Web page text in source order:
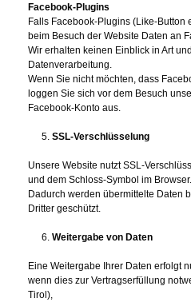
Facebook‑Plugins
Falls Facebook‑Plugins
beim Besuch der Website Daten an
Wir erhalten keinen Einblick in Art
Datenverarbeitung.
Wenn Sie nicht möchten, dass
loggen Sie sich vor dem Besuch
Facebook‑Konto aus.
SSL‑Verschlüsselung
Unsere Website nutzt
und dem Schloss‑Symbol im Browser.
Dadurch werden übermittelte Daten
Dritter geschützt.
Weitergabe von Daten
Eine Weitergabe Ihrer Daten erfolgt
wenn dies zur Vertragserfüllung
Tirol),